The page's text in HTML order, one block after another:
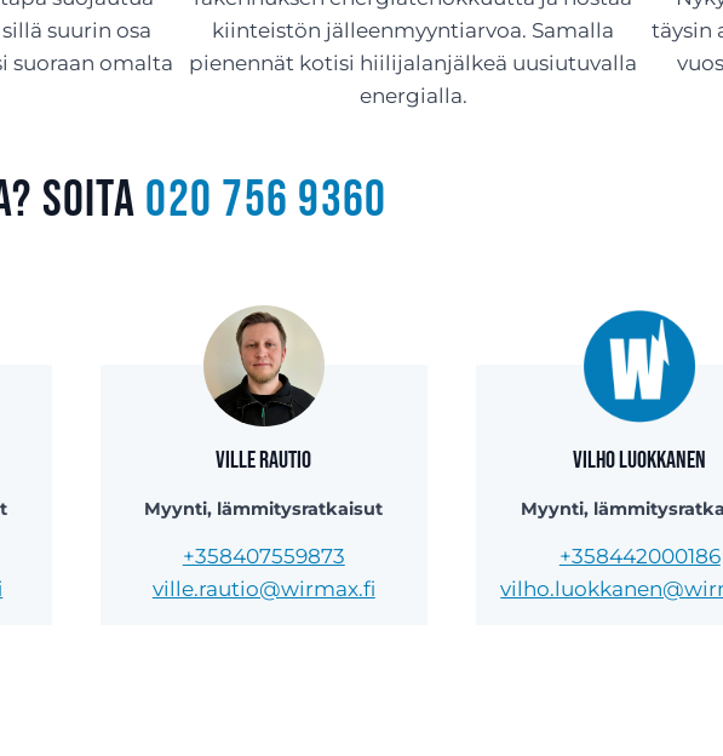
suurin osa
suoraan omalta
kiinteistön jälleenmyyntiarvoa. Samalla
pienennät kotisi hiilijalanjälkeä uusiutuvalla
energialla.
täysin
Soita020 756 9360
Ville Rautio
Myynti, lämmitysratkaisut
+358407559873
ville.rautio@wirmax.fi
Vilho Luokkanen
Myynti,
+358442000186